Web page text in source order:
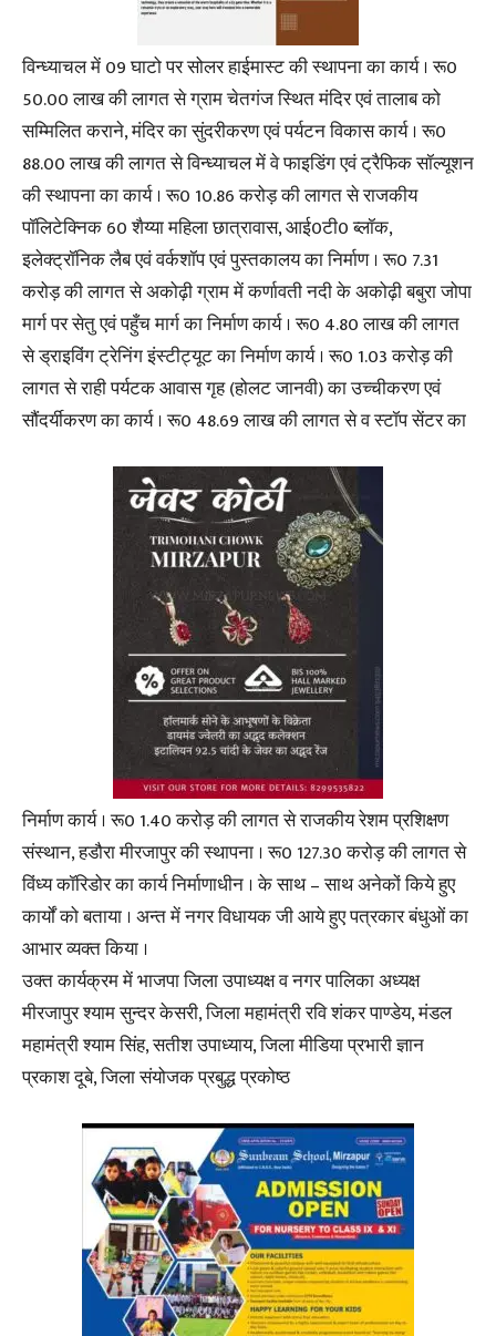
विन्ध्याचल में 09 घाटो पर सोलर हाईमास्ट की स्थापना का कार्य । रू0
50.00 लाख की लागत से ग्राम चेतगंज स्थित मंदिर एवं तालाब को
सम्मिलित कराने, मंदिर का सुंदरीकरण एवं पर्यटन विकास कार्य । रू0
88.00 लाख की लागत से विन्ध्याचल में वे फाइडिंग एवं ट्रैफिक सॉल्यूशन
की स्थापना का कार्य । रू0 10.86 करोड़ की लागत से राजकीय
पॉलिटेक्निक 60 शैय्या महिला छात्रावास, आई0टी0 ब्लॉक,
इलेक्ट्रॉनिक लैब एवं वर्कशॉप एवं पुस्तकालय का निर्माण । रू0 7.31
करोड़ की लागत से अकोढ़ी ग्राम में कर्णावती नदी के अकोढ़ी बबुरा जोपा
मार्ग पर सेतु एवं पहुँच मार्ग का निर्माण कार्य । रू0 4.80 लाख की लागत
से ड्राइविंग ट्रेनिंग इंस्टीट्यूट का निर्माण कार्य । रू0 1.03 करोड़ की
लागत से राही पर्यटक आवास गृह (होलट जानवी) का उच्चीकरण एवं
सौंदर्यीकरण का कार्य । रू0 48.69 लाख की लागत से व स्टॉप सेंटर का
निर्माण कार्य । रू0 1.40 करोड़ की लागत से राजकीय रेशम प्रशिक्षण
संस्थान, हडौरा मीरजापुर की स्थापना । रू0 127.30 करोड़ की लागत से
विंध्य कॉरिडोर का कार्य निर्माणाधीन । के साथ – साथ अनेकों किये हुए
कार्यों को बताया । अन्त में नगर विधायक जी आये हुए पत्रकार बंधुओं का
आभार व्यक्त किया ।
उक्त कार्यक्रम में भाजपा जिला उपाध्यक्ष व नगर पालिका अध्यक्ष
मीरजापुर श्याम सुन्दर केसरी, जिला महामंत्री रवि शंकर पाण्डेय, मंडल
महामंत्री श्याम सिंह, सतीश उपाध्याय, जिला मीडिया प्रभारी ज्ञान
प्रकाश दूबे, जिला संयोजक प्रबुद्ध प्रकोष्ठ